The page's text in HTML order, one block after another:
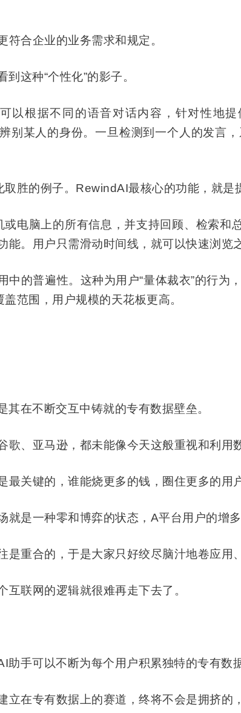
合企业的业务需求和规定。
这种“个性化”的影子。
以根据不同的语音对话内容，针对性地
别某人的身份。一旦检测到一个人的发言
胜的例子。RewindAI最核心的功能，就是
电脑上的所有信息，并支持回顾、检索和
。用户只需滑动时间线，就可以快速浏览
中的普遍性。这种为用户“量体裁衣”的行
盖范围，用户规模的天花板更高。
其在不断交互中铸就的专有数据壁垒。
、亚马逊，都未能像今天这般重视和利用
关键的，谁能烧更多的钱，圈住更多的用
是一种零和博弈的状态，A平台用户的增
重合的，于是大家只好绞尽脑汁地卷应用
联网的逻辑就很难再走下去了。
手可以不断为每个用户积累独特的专有数据
在专有数据上的赛道，终将不会是拥挤的